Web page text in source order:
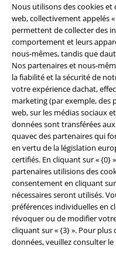
Nous utilisons des cookies
web, collectivement appelés
permettent de collecter des
comportement et leurs
nous-mêmes, tandis que
Nos partenaires et nous-
la fiabilité et la sécurité de
votre expérience dachat,
marketing (par exemple, des
web, sur les médias sociaux
données sont transférées
quavec des partenaires qui
en vertu de la législation
certifiés. En cliquant sur « {0}
partenaires utilisions des
consentement en cliquant sur
nécessaires seront utilisés.
préférences individuelles en
révoquer ou de modifier
cliquant sur « {3} ». Pour
données, veuillez consulter le
Légal
Conditions générales
Éditeur
Clauses de confidentialité